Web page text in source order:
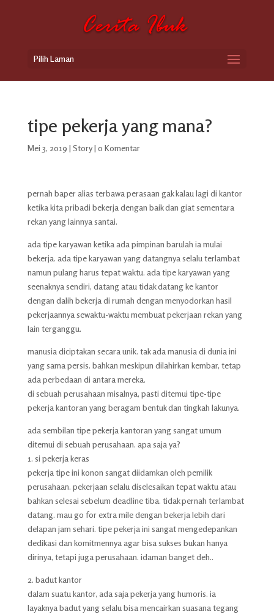
Pilih Laman
tipe pekerja yang mana?
Mei 3, 2019 | Story| 0 Komentar
pernah baper alias terbawa perasaan gak kalau lagi di kantor
ketika kita pribadi bekerja dengan baik dan giat sementara
rekan yang lainnya santai.
ada tipe karyawan ketika ada pimpinan barulah ia mulai
bekerja. ada tipe karyawan yang datangnya selalu terlambat
namun pulang harus tepat waktu. ada tipe karyawan yang
seenaknya sendiri, datang atau tidak datang ke kantor
dengan dalih bekerja di rumah dengan menyodorkan hasil
pekerjaannya sewaktu-waktu membuat pekerjaan rekan yang
lain terganggu.
manusia diciptakan secara unik. tak ada manusia di dunia ini
yang sama persis. bahkan meskipun dilahirkan kembar, tetap
ada perbedaan di antara mereka.
di sebuah perusahaan misalnya, pasti ditemui tipe-tipe
pekerja kantoran yang beragam bentuk dan tingkah lakunya.
ada sembilan tipe pekerja kantoran yang sangat umum
ditemui di sebuah perusahaan. apa saja ya?
1. si pekerja keras
pekerja tipe ini konon sangat diidamkan oleh pemilik
perusahaan. pekerjaan selalu diselesaikan tepat waktu atau
bahkan selesai sebelum deadline tiba. tidak pernah terlambat
datang. mau go for extra mile dengan bekerja lebih dari
delapan jam sehari. tipe pekerja ini sangat mengedepankan
dedikasi dan komitmennya agar bisa sukses bukan hanya
dirinya, tetapi juga perusahaan. idaman banget deh..
2. badut kantor
dalam suatu kantor, ada saja pekerja yang humoris. ia
layaknya badut yang selalu bisa mencairkan suasana tegang